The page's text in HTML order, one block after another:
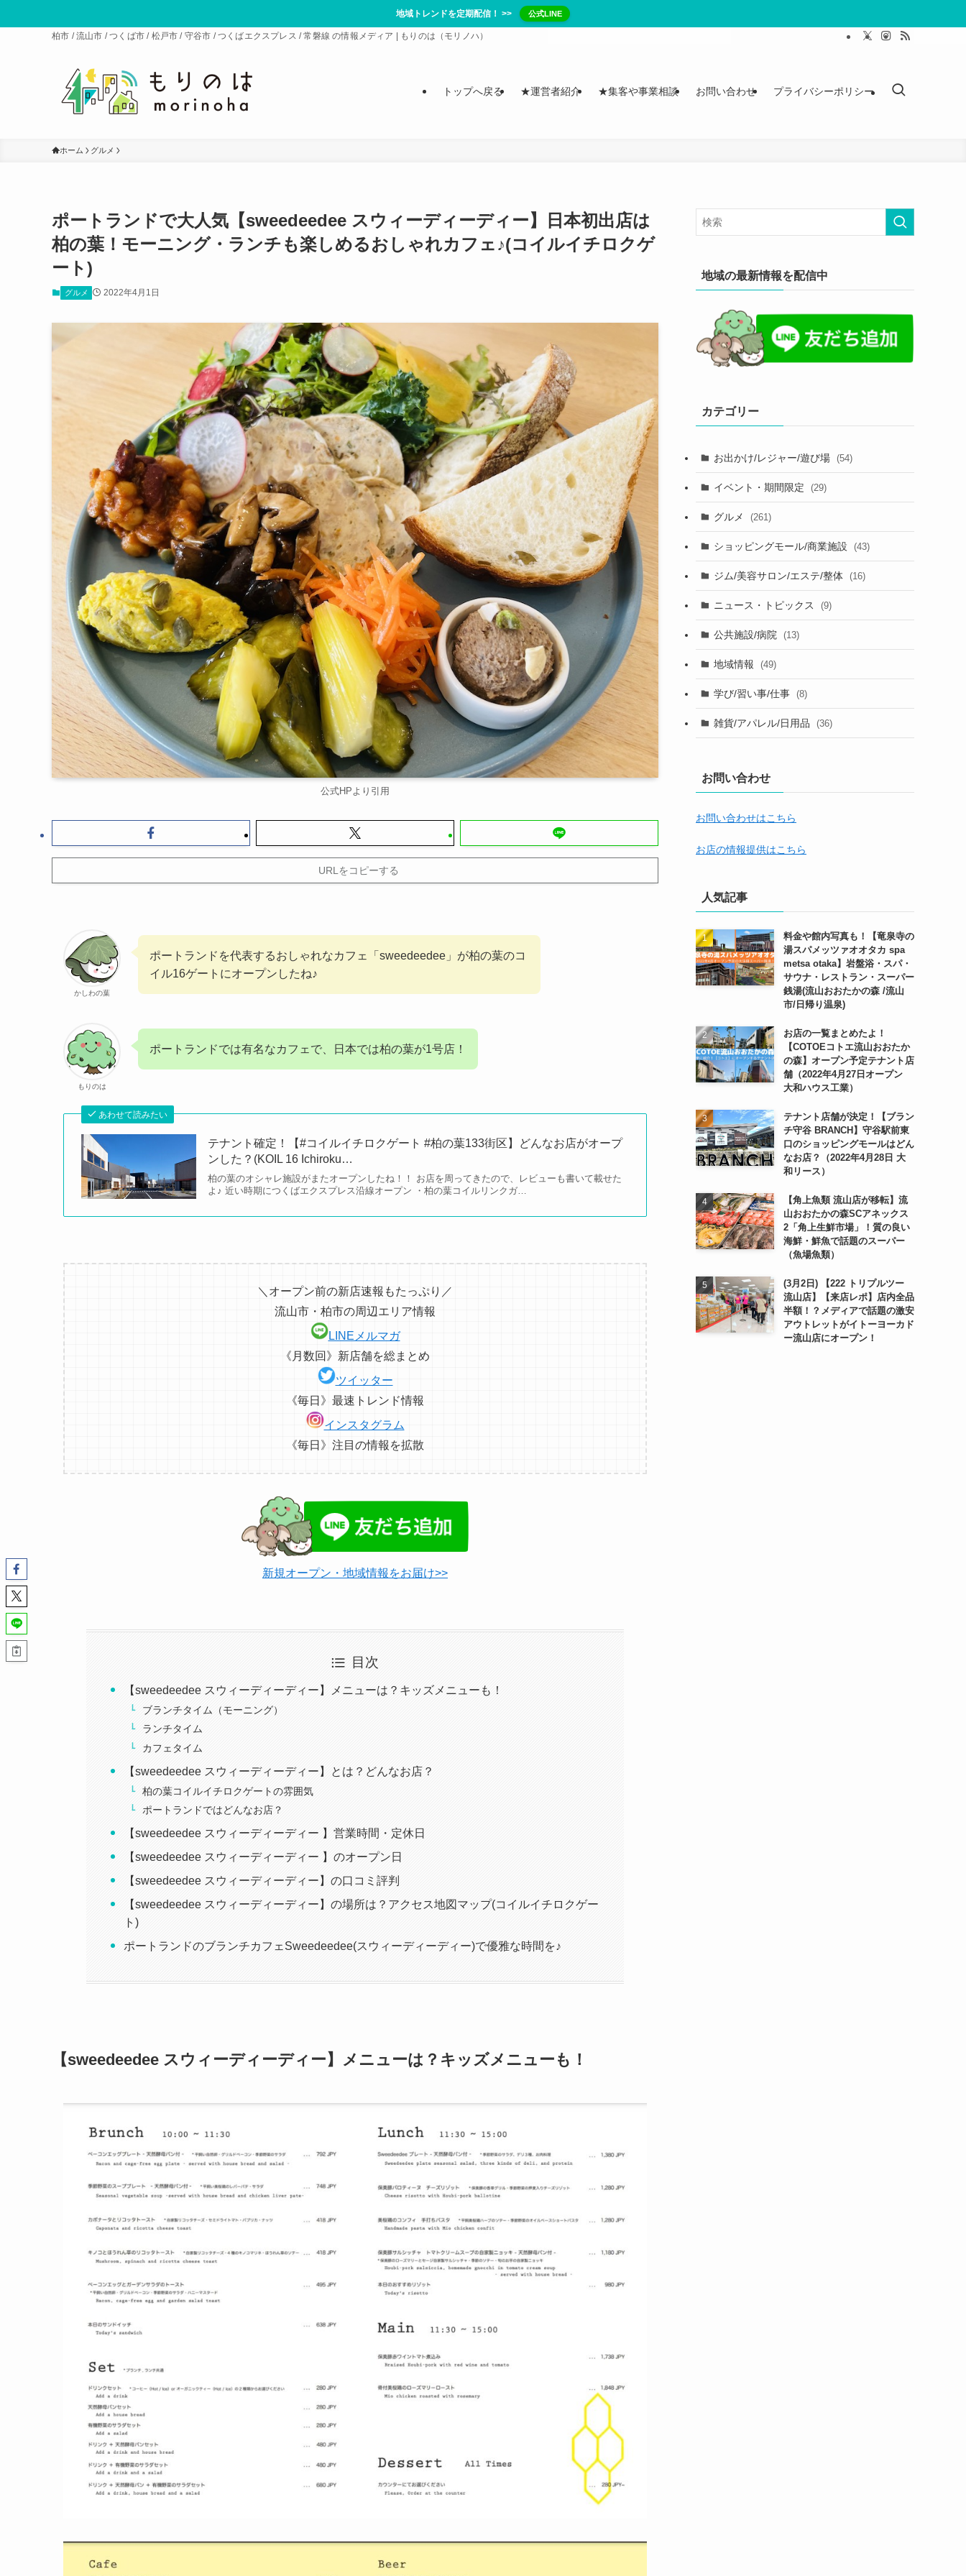
地域トレンドを定期配信！ >> 公式LINE
柏市 / 流山市 / つくば市 / 松戸市 / 守谷市 / つくばエクスプレス / 常磐線 の情報メディア | もりのは（モリノハ）
トップへ戻る ★運営者紹介 ★集客や事業相談 お問い合わせ プライバシーポリシー
ホーム グルメ
ポートランドで大人気【sweedeedee スウィーディーディー】日本初出店は
柏の葉！モーニング・ランチも楽しめるおしゃれカフェ♪(コイルイチロクゲ
ート)
グルメ 2022年4月1日
公式HPより引用
URLをコピーする
かしわの葉
ポートランドを代表するおしゃれなカフェ「sweedeedee」が柏の葉のコ
イル16ゲートにオープンしたね♪
もりのは
ポートランドでは有名なカフェで、日本では柏の葉が1号店！
あわせて読みたい
テナント確定！【#コイルイチロクゲート #柏の葉133街区】どんなお店がオープ
ンした？(KOIL 16 Ichiroku…
柏の葉のオシャレ施設がまたオープンしたね！！ お店を周ってきたので、レビューも書いて載せた
よ♪ 近い時期につくばエクスプレス沿線オープン ・柏の葉コイルリンクガ…
＼オープン前の新店速報もたっぷり／
流山市・柏市の周辺エリア情報
LINEメルマガ
《月数回》新店舗を総まとめ
ツイッター
《毎日》最速トレンド情報
インスタグラム
《毎日》注目の情報を拡散
新規オープン・地域情報をお届け>>
目次
【sweedeedee スウィーディーディー】メニューは？キッズメニューも！
ブランチタイム（モーニング）
ランチタイム
カフェタイム
【sweedeedee スウィーディーディー】とは？どんなお店？
柏の葉コイルイチロクゲートの雰囲気
ポートランドではどんなお店？
【sweedeedee スウィーディーディー 】営業時間・定休日
【sweedeedee スウィーディーディー 】のオープン日
【sweedeedee スウィーディーディー】の口コミ評判
【sweedeedee スウィーディーディー】の場所は？アクセス地図マップ(コイルイチロクゲー
ト)
ポートランドのブランチカフェSweedeedee(スウィーディーディー)で優雅な時間を♪
【sweedeedee スウィーディーディー】メニューは？キッズメニューも！
地域の最新情報を配信中
カテゴリー
お出かけ/レジャー/遊び場 (54)
イベント・期間限定 (29)
グルメ (261)
ショッピングモール/商業施設 (43)
ジム/美容サロン/エステ/整体 (16)
ニュース・トピックス (9)
公共施設/病院 (13)
地域情報 (49)
学び/習い事/仕事 (8)
雑貨/アパレル/日用品 (36)
お問い合わせ
お問い合わせはこちら
お店の情報提供はこちら
人気記事
料金や館内写真も！【竜泉寺の
湯スパメッツァオオタカ spa
metsa otaka】岩盤浴・スパ・
サウナ・レストラン・スーパー
銭湯(流山おおたかの森 /流山
市/日帰り温泉)
お店の一覧まとめたよ！
【COTOEコトエ流山おおたか
の森】オープン予定テナント店
舗（2022年4月27日オープン
大和ハウス工業）
テナント店舗が決定！【ブラン
チ守谷 BRANCH】守谷駅前東
口のショッピングモールはどん
なお店？（2022年4月28日 大
和リース）
【角上魚類 流山店が移転】流
山おおたかの森SCアネックス
2「角上生鮮市場」！質の良い
海鮮・鮮魚で話題のスーパー
（魚場魚類）
(3月2日) 【222 トリプルツー
流山店】【来店レポ】店内全品
半額！？メディアで話題の激安
アウトレットがイトーヨーカド
ー流山店にオープン！